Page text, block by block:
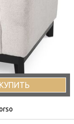
КУПИТЬ